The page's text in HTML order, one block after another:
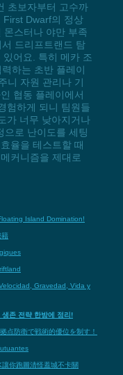
초보자부터 고수까
First Dwarf의 정상
몬스터나 야만 부족
드리프트랜드 탐
어요. 특히 메카 조
하는 초반 플레이
니 자원 관리나 기
협동 플레이에서
험하게 되니 팀원들
가 너무 낮아지거나
으로 난이도를 세팅
율을 테스트할 때
커니즘을 제대로
Island Domination!
籍
Gravedad, Vida y
존 전략 한방에 정리!
点防衛で戦術的優位を制す！
你跑圖清怪蓋城不卡關